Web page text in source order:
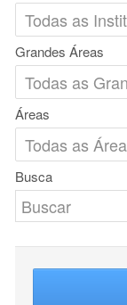
Grandes Áreas
Áreas
Busca